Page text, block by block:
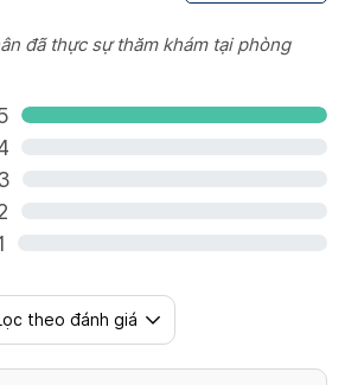
đã thực sự thăm khám tại phòng
theo đánh giá